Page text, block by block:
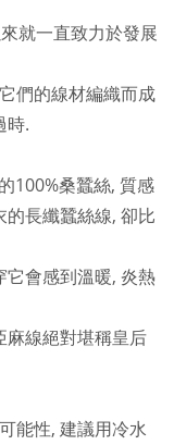
就一直致力於發展
們的線材編織而成
時.
100%桑蠶絲, 質感
長纖蠶絲線, 卻比
會感到溫暖, 炎熱
麻線絕對堪稱皇后
能性, 建議用冷水